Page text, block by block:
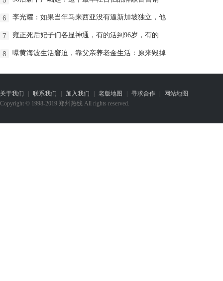
6 李光耀：如果当年马来西亚没有逼新加坡独立，他
7 雍正死后妃子们各显神通，有的活到96岁，有的
8 曝黄海波生活窘迫，靠父亲养老金生活：原来毁掉
关于我们 | 联系我们 | 加入我们 | 老版地图 | 寻求合作 |
网站地图
Copyright © 1998-2019 郑州热线 All rights reserved.